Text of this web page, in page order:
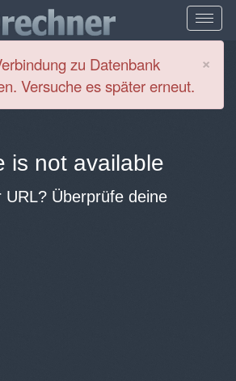
×
zu Datenbank
Versuche es später erneut.
is not available
URL? Überprüfe deine